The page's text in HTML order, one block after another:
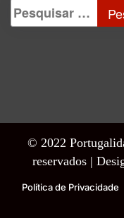
© 2022
reservados |
Política de Privacidade